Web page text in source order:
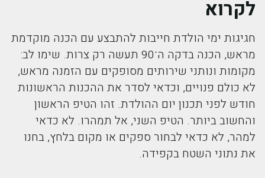
לקרוא
חגיגות ימי הולדת חייבות להתבצע עם הכנה מוקדמת
מראש, הכנה בדקה ה־90 תעשה רק צרות. שימו לב:
מקומות ונותני שירותים מסופקים עם הזמנה מראש,
לא כולם פנויים, וכדאי לסדר את ההכנות הראשונות
חודש לפני תכנון יום ההולדת. זהו הטיפ הראשון
והחשוב ביותר. הטיפ השני, אל תמהרו. לא כדאי
למהר, לא כדאי לבחור ספקים או מקום בלחץ, בחנו
את נתוני השטח בקפידה.